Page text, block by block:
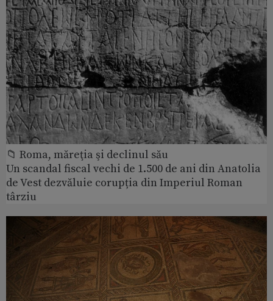
📁 Roma, măreţia şi declinul său
Un scandal fiscal vechi de 1.500 de ani din Anatolia
de Vest dezvăluie corupția din Imperiul Roman
târziu